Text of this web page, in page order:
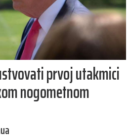
prvoj utakmici
nogometnom